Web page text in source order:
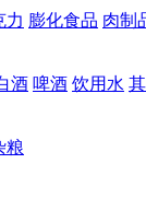
力 膨化食品 肉制
酒 啤酒 饮用水
粮